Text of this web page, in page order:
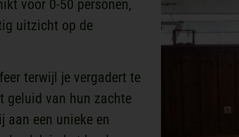
voor 0-50 personen,
uitzicht op de
terwijl je vergadert te
geluid van hun zachte
aan een unieke en